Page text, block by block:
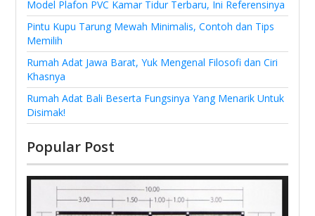
Model Plafon PVC Kamar Tidur Terbaru, Ini Referensinya
Pintu Kupu Tarung Mewah Minimalis, Contoh dan Tips
Memilih
Rumah Adat Jawa Barat, Yuk Mengenal Filosofi dan Ciri
Khasnya
Rumah Adat Bali Beserta Fungsinya Yang Menarik Untuk
Disimak!
Popular Post